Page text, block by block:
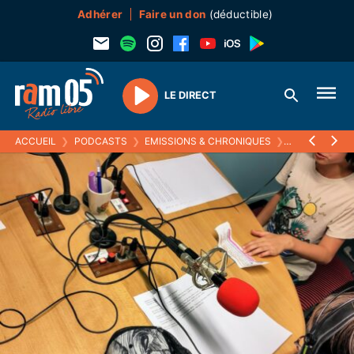
Adhérer Faire un don (déductible)
Play
LE DIRECT
ACCUEIL ❯ PODCASTS ❯ EMISSIONS & CHRONIQUES ❯ EDUCATION